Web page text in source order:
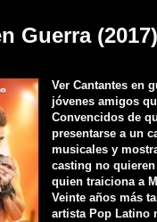
Guerra
Ver Cantantes en
jóvenes amigos
Convencidos de
presentarse a un
musicales y
casting no
quien traiciona a
Veinte años más
artista Pop Latino